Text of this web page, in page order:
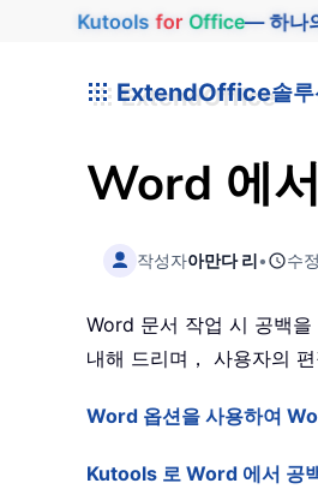
Kutools for Office— 하나
ExtendOffice솔루
Word 에
작성자아만다 리• 수
Word 문서 작업 시 공백
내해 드리며， 사용자의
Word 옵션을 사용하여
Kutools 로 Word 에서 공